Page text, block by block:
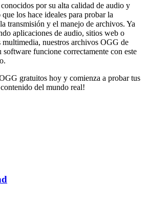
por su alta calidad de audio y
los hace ideales para probar la
transmisión y el manejo de archivos. Ya
aplicaciones de audio, sitios web o
multimedia, nuestros archivos OGG de
software funcione correctamente con este
gratuitos hoy y comienza a probar tus
del mundo real!